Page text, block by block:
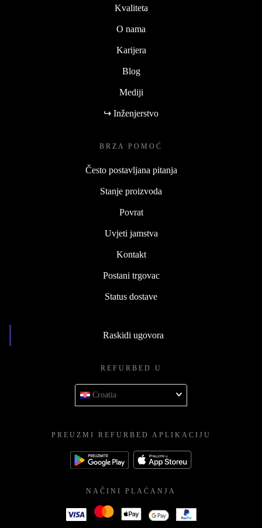
Kvaliteta
O nama
Karijera
Blog
Mediji
↪ Inženjerstvo
BRZA POMOĆ
Često postavljana pitanja
Stanje proizvoda
Povrat
Uvjeti jamstva
Kontakt
Postani trgovac
Status dostave
Raskidi ugovora
REFURBED U
Croatia
PREUZMI REFURBED APLIKACIJU
NAČINI PLAĆANJA